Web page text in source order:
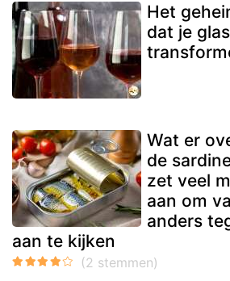
Het
dat je
Wat er
de
zet veel
aan om
anders
aan te kijken